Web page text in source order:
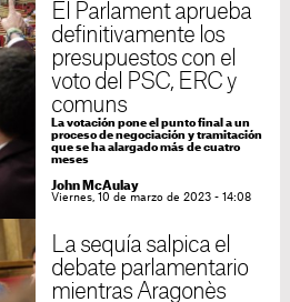
El Parlament aprueba
definitivamente los
presupuestos con el
voto del PSC, ERC y
comuns
La votación pone el punto final a un
proceso de negociación y tramitación
que se ha alargado más de cuatro
meses
John McAulay
Viernes, 10 de marzo de 2023 - 14:08
La sequía salpica el
debate parlamentario
mientras Aragonès